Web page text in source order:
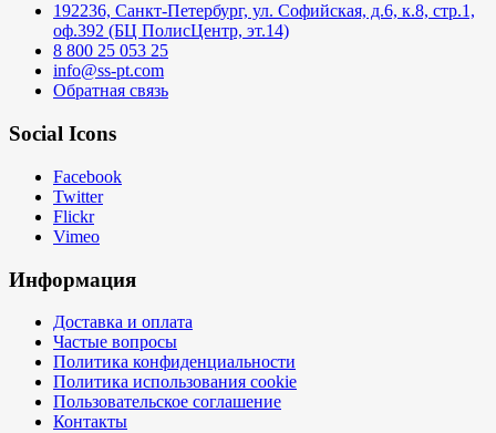
192236, Санкт-Петербург, ул. Софийская, д.6, к.8, стр.1,
оф.392 (БЦ ПолисЦентр, эт.14)
8 800 25 053 25
info@ss-pt.com
Обратная связь
Social Icons
Facebook
Twitter
Flickr
Vimeo
Информация
Доставка и оплата
Частые вопросы
Политика конфиденциальности
Политика использования cookie
Пользовательское соглашение
Контакты